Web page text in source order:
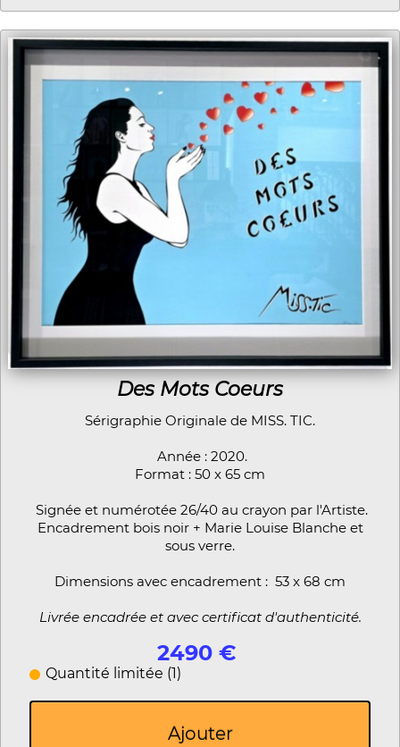
Des Mots Coeurs
Sérigraphie Originale de MISS. TIC.
Année : 2020.
Format : 50 x 65 cm
Signée et numérotée 26/40 au crayon par l'Artiste.
Encadrement bois noir + Marie Louise Blanche et
sous verre.
Dimensions avec encadrement : 53 x 68 cm
Livrée encadrée et avec certificat d'authenticité.
2490 €
Quantité limitée (1)
Ajouter